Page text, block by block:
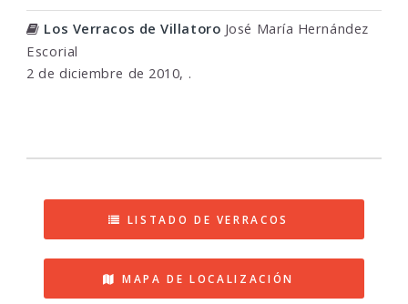
Los Verracos de Villatoro José María Hernández
Escorial
2 de diciembre de 2010, .
LISTADO DE VERRACOS
MAPA DE LOCALIZACIÓN